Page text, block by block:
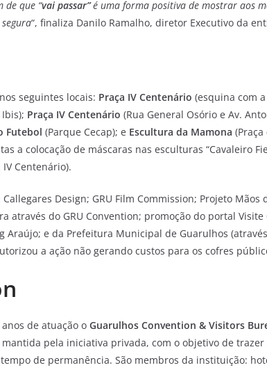
de que “vai passar”é uma forma positiva de mostrar aos
“, finaliza Danilo Ramalho, diretor Executivo da
seguintes locais: Praça IV Centenário (esquina com
Praça IV Centenário (Rua General Osório e Av.
Futebol (Parque Cecap); e Escultura da Mamona
a colocação de máscaras nas esculturas “Cavaleiro
IV Centenário).
Design; GRU Film Commission; Projeto Mãos
através do GRU Convention; promoção do portal Visite
Araújo; e da Prefeitura Municipal de Guarulhos (através
a ação não gerando custos para os cofres
anos de atuação o Guarulhos Convention & Visitors
pela iniciativa privada, com o objetivo de trazer
de permanência. São membros da instituição: